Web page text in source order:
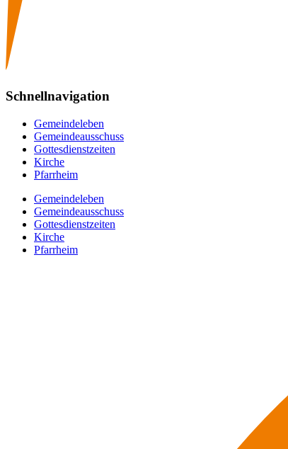
Schnellnavigation
Gemeindeleben
Gemeindeausschuss
Gottesdienstzeiten
Kirche
Pfarrheim
Gemeindeleben
Gemeindeausschuss
Gottesdienstzeiten
Kirche
Pfarrheim